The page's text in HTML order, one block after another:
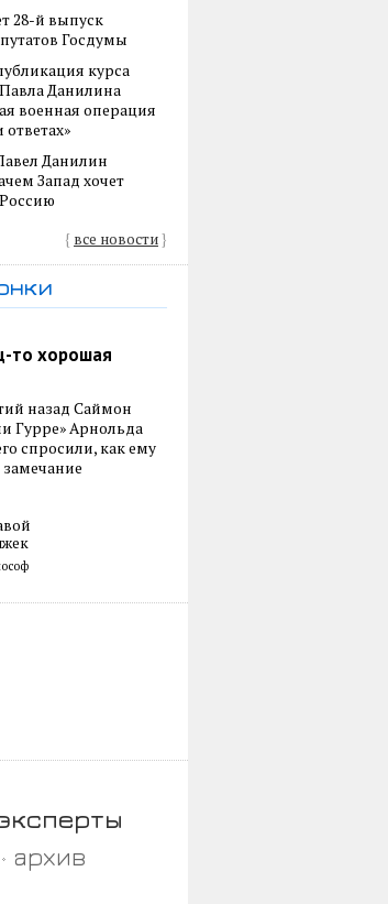
28-й выпуск
Госдумы
курса
Данилина
военная операция
ответах»
Данилин
Запад хочет
{ все новости}
то хорошая
назад Саймон
Гурре» Арнольда
спросили, как ему
архив